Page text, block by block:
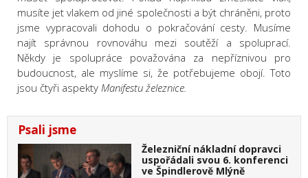
musíte jet vlakem od jiné společnosti a být chráněni, proto
jsme vypracovali dohodu o pokračování cesty. Musíme
najít správnou rovnováhu mezi soutěží a spoluprací.
Někdy je spolupráce považována za nepříznivou pro
budoucnost, ale myslíme si, že potřebujeme obojí. Toto
jsou čtyři aspekty Manifestu železnice.
Psali jsme
Železniční nákladní dopravci
uspořádali svou 6. konferenci
ve Špindlerově Mlýně